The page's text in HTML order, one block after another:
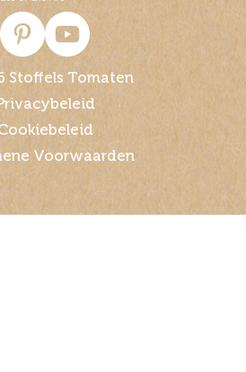
Stoffels Tomaten
Voorwaarden